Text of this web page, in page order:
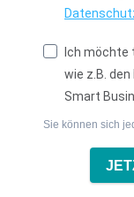
Ich möchte
wie z.B.
Smart
Sie können sich